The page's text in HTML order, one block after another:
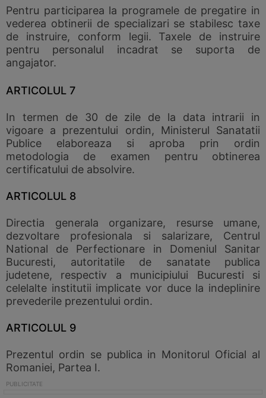
Pentru participarea la programele de pregatire in
vederea obtinerii de specializari se stabilesc taxe
de instruire, conform legii. Taxele de instruire
pentru personalul incadrat se suporta de
angajator.
ARTICOLUL 7
In termen de 30 de zile de la data intrarii in
vigoare a prezentului ordin, Ministerul Sanatatii
Publice elaboreaza si aproba prin ordin
metodologia de examen pentru obtinerea
certificatului de absolvire.
ARTICOLUL 8
Directia generala organizare, resurse umane,
dezvoltare profesionala si salarizare, Centrul
National de Perfectionare in Domeniul Sanitar
Bucuresti, autoritatile de sanatate publica
judetene, respectiv a municipiului Bucuresti si
celelalte institutii implicate vor duce la indeplinire
prevederile prezentului ordin.
ARTICOLUL 9
Prezentul ordin se publica in Monitorul Oficial al
Romaniei, Partea I.